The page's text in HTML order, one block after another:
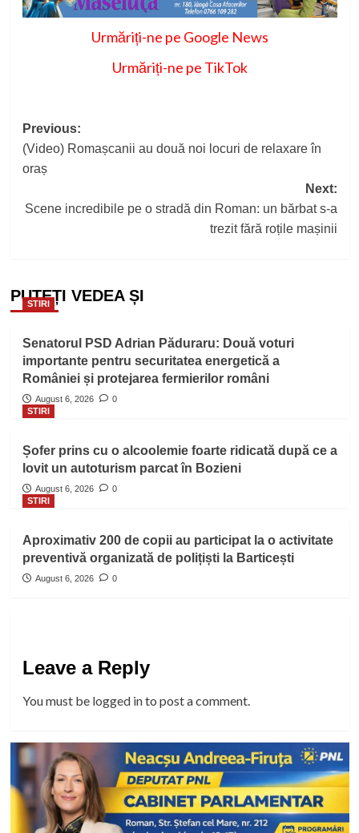
Urmăriți-ne pe Google News
Urmăriți-ne pe TikTok
Post
navigation
Previous:
(Video) Romașcanii au două noi locuri de relaxare în
oraș
Next:
Scene incredibile pe o stradă din Roman: un bărbat s-a
trezit fără roțile mașinii
PUTEȚI VEDEA ȘI
STIRI
Senatorul PSD Adrian Păduraru: Două voturi
importante pentru securitatea energetică a
României și protejarea fermierilor români
August 6, 2026
0
STIRI
Șofer prins cu o alcoolemie foarte ridicată după ce a
lovit un autoturism parcat în Bozieni
August 6, 2026
0
STIRI
Aproximativ 200 de copii au participat la o activitate
preventivă organizată de polițiști la Barticești
August 6, 2026 0
Leave a Reply
You must be logged into post a comment.